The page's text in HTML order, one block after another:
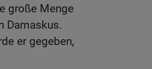
große Menge
Damaskus.
er gegeben,